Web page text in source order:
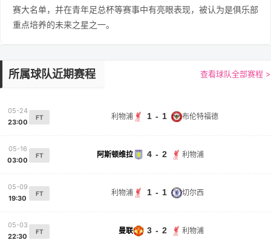
赛大名单，并在青年足总杯等赛事中有亮眼表现，被认为是俱乐部
重点培养的未来之星之一。
所属球队近期赛程 查看球队全部赛程 >
05-24
23:00
FT 利物浦 1 - 1 布伦特福德
05-16
03:00
FT 阿斯顿维拉 4 - 2 利物浦
05-09
19:30
FT 利物浦 1 - 1 切尔西
05-03
22:30
FT 曼联 3 - 2 利物浦